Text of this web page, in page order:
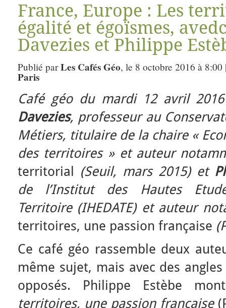
France, Europe : Les
égalité et égoïsmes,
Davezies et Philippe
Publié parLes Cafés Géo, le 8 octobre 2016 à
Paris
Café géo du mardi 12 avril
Davezies, professeur au
Métiers, titulaire de la chaire «
des territoires » et auteur
territorial
(Seuil, mars 2015) et
de l’Institut des Hautes
Territoire (IHEDATE) et auteur
territoires, une passion française
Ce café géo rassemble deux
même sujet, mais avec des
opposés. Philippe Estèbe
territoires, une passion française